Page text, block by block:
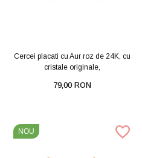
Cercei placati cu Aur roz de 24K, cu
cristale originale,
79,00 RON
NOU